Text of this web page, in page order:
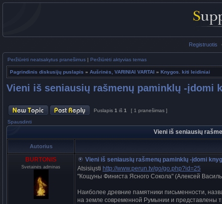
Registruotis
Peržiūrėti neatsakytus pranešimus | Peržiūrėti aktyvias temas
Pagrindinis diskusijų puslapis » Aušrinės, VARINIAI VARTAI » Knygos. kiti leidiniai
Vieni iš seniausių rašmenų paminklų -įdomi
Puslapis 1 iš 1 [ 1 pranešimas ]
Spausdinti
Vieni iš seniausių
Autorius
BURTONIS
Svetainės adminas
Vieni iš seniausių rašmenų paminklų -įdomi
Atsisiųsti http://www.perun.tv/go/go.php?id=25
"Кощуны Финиста Ясного Сокола" (Алексей
Наиболее древние памятники письменности,
на земле современной Румынии и представлены